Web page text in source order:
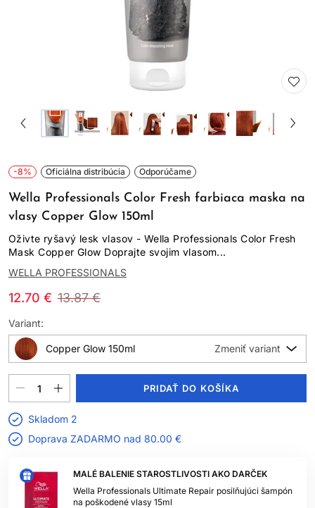
-8% Oficiálna distribúcia Odporúčame
Wella Professionals Color Fresh farbiaca maska na
vlasy Copper Glow 150ml
Oživte ryšavý lesk vlasov - Wella Professionals Color Fresh
Mask Copper Glow Doprajte svojim vlasom...
WELLA PROFESSIONALS
13.87 €
12.70 €
MALÉ BALENIE STAROSTLIVOSTI AKO DARČEK
Wella Professionals Ultimate Repair posilňujúci šampón
na poškodené vlasy 15ml
Variant:
Copper Glow 150ml
PRIDAŤ DO KOŠÍKA
Skladom 2
Doprava ZADARMO nad 80.00 €